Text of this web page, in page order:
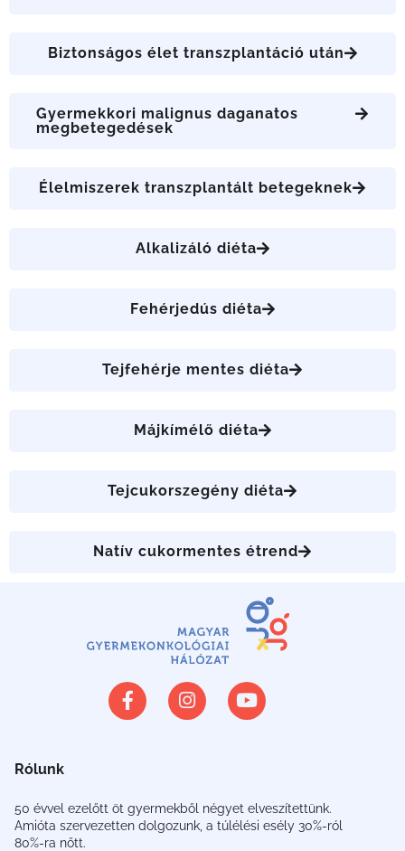
Biztonságos élet transzplantáció után
Gyermekkori malignus daganatos
megbetegedések
Élelmiszerek transzplantált betegeknek
Alkalizáló diéta
Fehérjedús diéta
Tejfehérje mentes diéta
Májkímélő diéta
Tejcukorszegény diéta
Natív cukormentes étrend
Rólunk
50 évvel ezelőtt öt gyermekből négyet elveszítettünk.
Amióta szervezetten dolgozunk, a túlélési esély 30%-ról
80%-ra nőtt.